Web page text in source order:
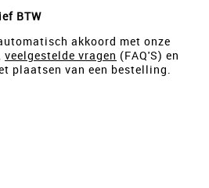
BTW
akkoord met onze
veelgestelde vragen (FAQ'S) en
plaatsen van een bestelling.